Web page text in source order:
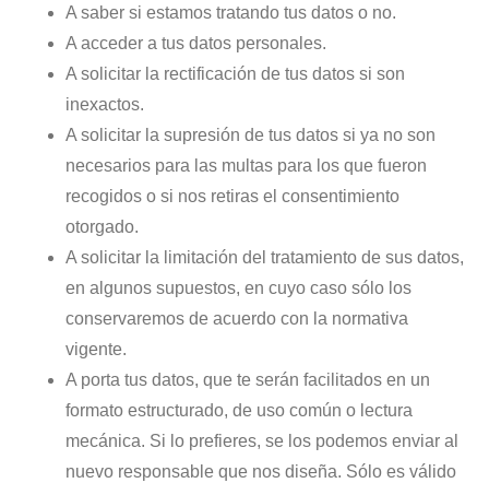
A saber si estamos tratando tus datos o no.
A acceder a tus datos personales.
A solicitar la rectificación de tus datos si son
inexactos.
A solicitar la supresión de tus datos si ya no son
necesarios para las multas para los que fueron
recogidos o si nos retiras el consentimiento
otorgado.
A solicitar la limitación del tratamiento de sus datos,
en algunos supuestos, en cuyo caso sólo los
conservaremos de acuerdo con la normativa
vigente.
A porta tus datos, que te serán facilitados en un
formato estructurado, de uso común o lectura
mecánica. Si lo prefieres, se los podemos enviar al
nuevo responsable que nos diseña. Sólo es válido